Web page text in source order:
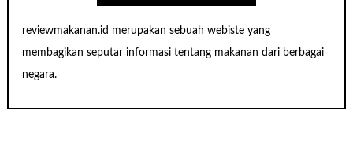
reviewmakanan.id merupakan sebuah webiste yang
membagikan seputar informasi tentang makanan dari berbagai
negara.